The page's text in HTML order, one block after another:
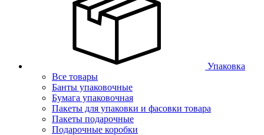
Упаковка
Все товары
Банты упаковочные
Бумага упаковочная
Пакеты для упаковки и фасовки товара
Пакеты подарочные
Подарочные коробки